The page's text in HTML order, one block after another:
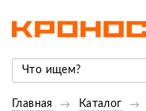
Главная Каталог